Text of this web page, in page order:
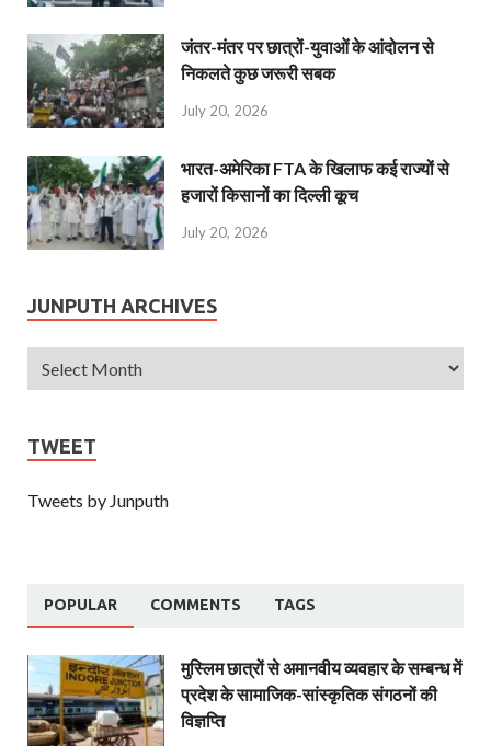
जंतर-मंतर पर छात्रों-युवाओं के आंदोलन से
निकलते कुछ जरूरी सबक
July 20, 2026
भारत-अमेरिका FTA के खिलाफ कई राज्यों से
हजारों किसानों का दिल्ली कूच
July 20, 2026
JUNPUTH ARCHIVES
TWEET
Tweets by Junputh
POPULAR COMMENTS TAGS
मुस्लिम छात्रों से अमानवीय व्यवहार के सम्बन्ध में
प्रदेश के सामाजिक-सांस्कृतिक संगठनों की
विज्ञप्ति